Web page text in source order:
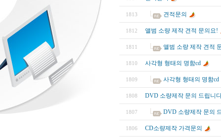
1813 견적문의
1812 앨범 소량 제작 견적 문의요!
1811 앨범 소량 제작 견적
1810 사각형 형태의 명함cd
1809 사각형 형태의 명함cd
1808 DVD 소량제작 문의 드립니
1807 DVD 소량제작 문의
1806 CD소량제작 가격문의